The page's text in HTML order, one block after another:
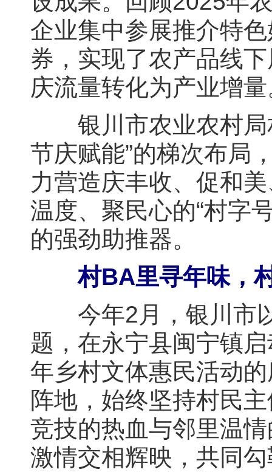
企业集中参展推介特
券，实现了农产品线
庆流量转化为产业增
银川市农业农村局
节庆赋能”的梯次布局
力营造庆丰收、促和
温度、聚民心的“村字
的强劲助推器。
村BA里寻年味，
今年2月，银川市以
题，在永宁县闽宁镇
年乡村文体惠民活动
阵地，始终坚持村民
竞技的热血与邻里温
激情交相辉映，共同